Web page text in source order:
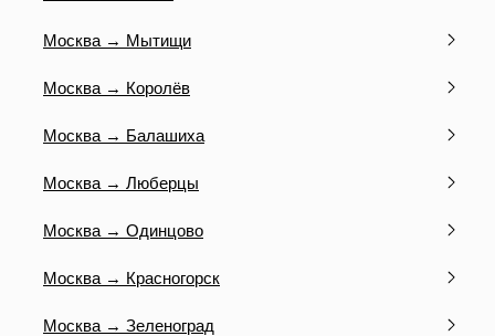
Москва → Мытищи
Москва → Королёв
Москва → Балашиха
Москва → Люберцы
Москва → Одинцово
Москва → Красногорск
Москва → Зеленоград